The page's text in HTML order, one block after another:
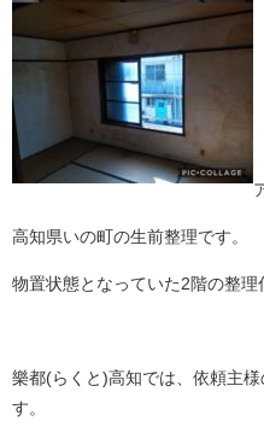
高知県いの町の生前整理です。
物置状態となっていた2階の整理
樂都(らくと)高知では、依頼主
す。